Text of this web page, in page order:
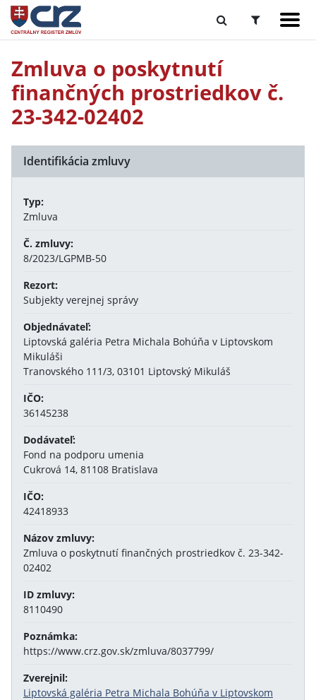
Zmluva o poskytnutí
finančných prostriedkov č.
23-342-02402
Identifikácia zmluvy
Typ:
Zmluva
Č. zmluvy:
8/2023/LGPMB-50
Rezort:
Subjekty verejnej správy
Objednávateľ:
Liptovská galéria Petra Michala Bohúňa v Liptovskom
Mikuláši
Tranovského 111/3, 03101 Liptovský Mikuláš
IČO:
36145238
Dodávateľ:
Fond na podporu umenia
Cukrová 14, 81108 Bratislava
IČO:
42418933
Názov zmluvy:
Zmluva o poskytnutí finančných prostriedkov č. 23-342-
02402
ID zmluvy:
8110490
Poznámka:
https://www.crz.gov.sk/zmluva/8037799/
Zverejnil:
Liptovská galéria Petra Michala Bohúňa v Liptovskom